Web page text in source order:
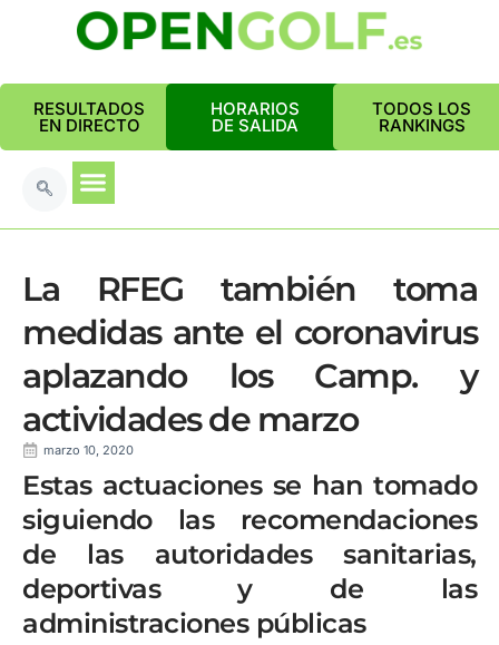
RESULTADOS
EN DIRECTO
HORARIOS
DE SALIDA
TODOS LOS
RANKINGS
La RFEG también toma
medidas ante el coronavirus
aplazando los Camp. y
actividades de marzo
marzo 10, 2020
Estas actuaciones se han tomado
siguiendo las recomendaciones
de las autoridades sanitarias,
deportivas y de las
administraciones públicas